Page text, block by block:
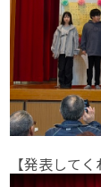
【発表して